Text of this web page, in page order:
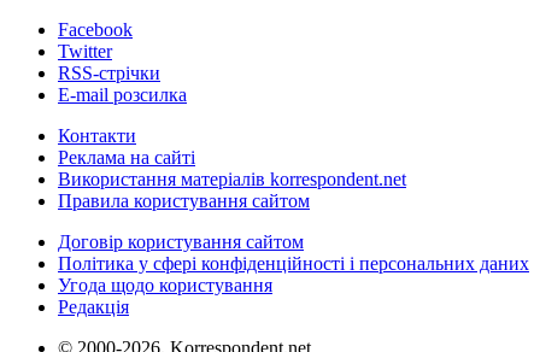
Facebook
Twitter
RSS-стрічки
E-mail розсилка
Контакти
Реклама на сайті
Використання матеріалів korrespondent.net
Правила користування сайтом
Договір користування сайтом
Політика у сфері конфіденційності і персональних даних
Угода щодо користування
Редакція
© 2000-2026, Korrespondent.net